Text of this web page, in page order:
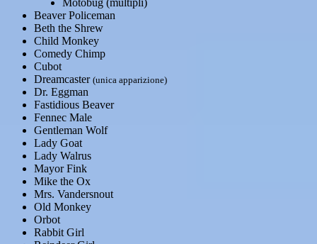
Motobug (multipli)
Beaver Policeman
Beth the Shrew
Child Monkey
Comedy Chimp
Cubot
Dreamcaster (unica apparizione)
Dr. Eggman
Fastidious Beaver
Fennec Male
Gentleman Wolf
Lady Goat
Lady Walrus
Mayor Fink
Mike the Ox
Mrs. Vandersnout
Old Monkey
Orbot
Rabbit Girl